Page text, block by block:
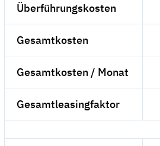
Überführungskosten
Gesamtkosten
Gesamtkosten / Monat
Gesamtleasingfaktor